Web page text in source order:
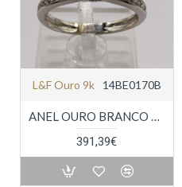
L&f Ouro 9k 14BE0170B
ANEL OURO BRANCO 9K
391,39€